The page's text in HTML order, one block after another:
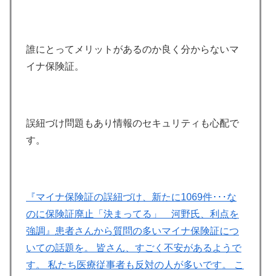
誰にとってメリットがあるのか良く分からないマ
イナ保険証。
誤紐づけ問題もあり情報のセキュリティも心配で
す。
『マイナ保険証の誤紐づけ、新たに1069件･･･な
のに保険証廃止「決まってる」 河野氏、利点を
強調』 患者さんから質問の多いマイナ保険証につ
いての話題を。 皆さん、すごく不安があるようで
す。 私たち医療従事者も反対の人が多いです。 こ